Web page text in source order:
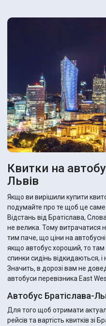
Квитки на
Львів
Якщо ви вирішили купити
подумайте про те щоб це саме
Відстань від Братіслава,
не велика. Тому витрачатися
тим паче, що ціни на автобусні
якщо автобус хороший, то
спинки сидінь відкидаються, і
Значить, в дорозі вам не
автобуси перевізника East
Автобус Братіслава-
Для того щоб отримати
рейсів та вартість квитків зі